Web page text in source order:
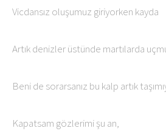
Vicdansız oluşumuz giriyorken kayda
Artık denizler üstünde martılarda
Beni de sorarsanız bu kalp artık
Kapatsam gözlerimi şu an,